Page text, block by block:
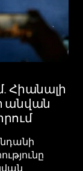
Հիանալի
անվան